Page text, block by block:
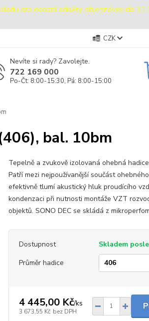
pro osobní odběry objednávek do
CZK
Nevíte si rady? Zavolejte.
722 169 000
Po-Čt: 8:00-15:30, Pá: 8:00-15:00
bal. 10bm
Tepelně a zvukově izolovaná ohebná
Patří mezi nejpoužívanější součást
efektivně tlumí akustický hluk proudícího
kondenzaci při nutnosti montáže VZT
objektů. SONO DEC se skládá z
Dostupnost
Skladem
Průměr hadice
4 445,00 Kč/ks
3 673,55 Kč bez DPH